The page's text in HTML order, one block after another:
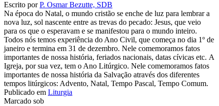
Escrito porP. Osmar Bezutte, SDB
Na época do Natal, o mundo cristão se enche de luz para lembrar a
nova luz, sol nascente entre as trevas do pecado: Jesus, que veio
para os que o esperavam e se manifestou para o mundo inteiro.
Todos nós temos experiência do Ano Civil, que começa no dia 1º de
janeiro e termina em 31 de dezembro. Nele comemoramos fatos
importantes de nossa história, feriados nacionais, datas cívicas etc. A
Igreja, por sua vez, tem o Ano Litúrgico. Nele comemoramos fatos
importantes de nossa história da Salvação através dos diferentes
tempos litúrgicos: Advento, Natal, Tempo Pascal, Tempo Comum.
Publicado em Liturgia
Marcado sob